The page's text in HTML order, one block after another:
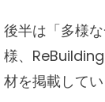
後半は「多様
様、
材を掲載してい